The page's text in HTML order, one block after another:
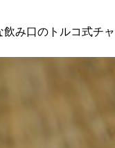
み口のトルコ式チャ